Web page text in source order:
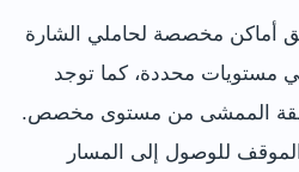
أماكن مخصصة لحاملي الشارة
مستويات محددة، كما توجد
الممشى من مستوى مخصص.
للوصول إلى المسار